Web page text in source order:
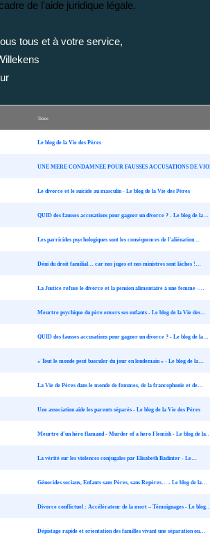
de l’aide juridique légale.
tous et à votre service,
Titres
Le blog de la Vie des Pères
UNE MERE CONDAMNEE POUR FAUSSES ACCUSATIONS DE
Le divorce et le suicide au masculin - Le blog de la Vie des Pères
QUID des fausses accusations pour gagner un divorce ? - Le blog de la…
Les parricides psychologiques sont les conséquences de l’aliénation…
Déni du droit familial… car nos juges et nos ministres sont lâches !…
La Justice refuse le divorce et la pension alimentaire à une femme -…
Meurtre psychique du père envers ses enfants - Le blog de la Vie des…
QUID des fausses accusations pour gagner un divorce ? - Le blog de la…
« Tout le monde peut basculer du jour en lendemain » - Le blog de la…
La Vie de Pères dans le monde de femmes, de la francophonie et de…
Une association aide les parents séparés - Le blog de la Vie des Pères
Meurtre d’un héro flamand - Murder of a hero Flemish - Le blog de la…
La vérité sur les violences conjugales par Elisabeth Badinter - Le…
Génocides sociaux, Enfants sans Pères, sans Repères… - Le blog de la…
Divorce conflictuel : Accélérateur de la mort – Témoignages - Le blog…
Dépistage rapide et orientation des familles vivant une séparation ou…